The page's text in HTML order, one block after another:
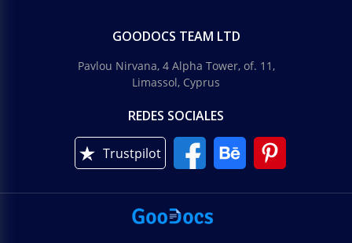
GOODOCS TEAM LTD
Pavlou Nirvana, 4 Alpha Tower, of. 11,
Limassol, Cyprus
REDES SOCIALES
Trustpilot